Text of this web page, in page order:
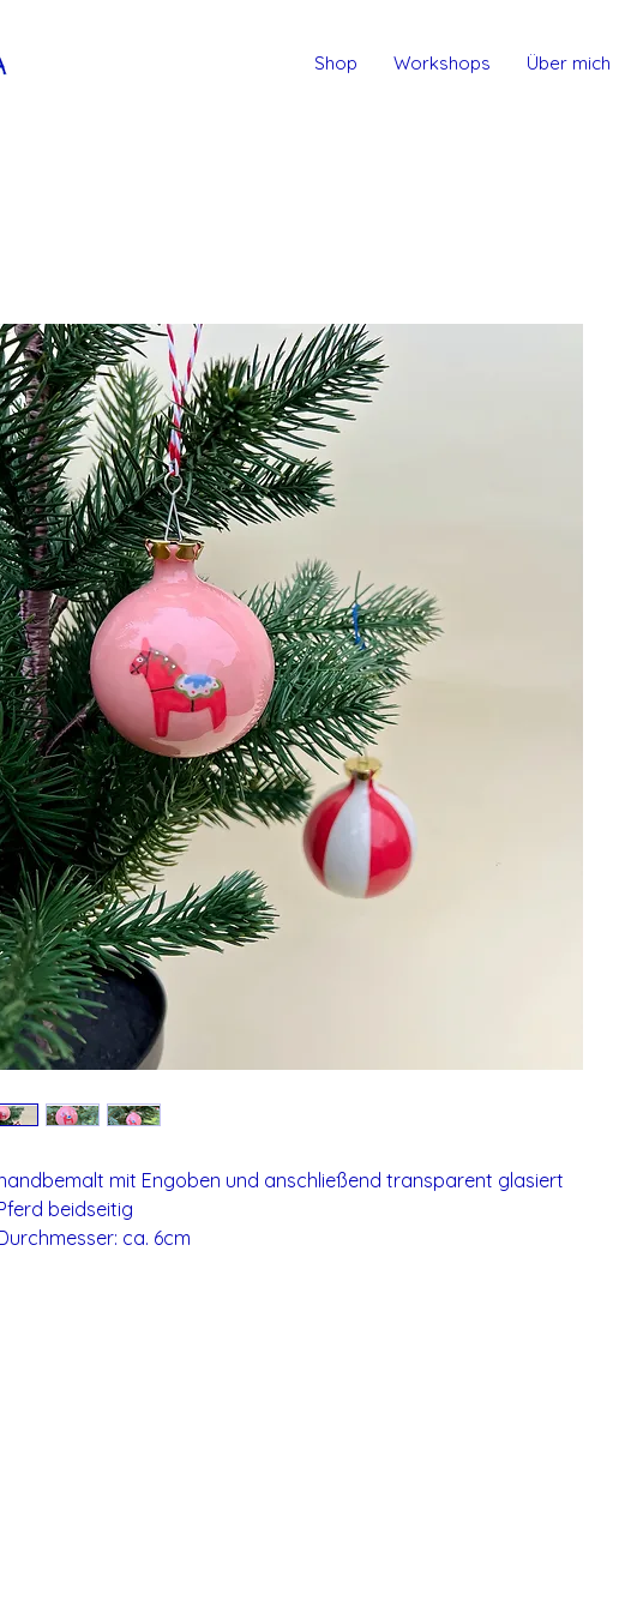
Shop Workshops Über mich
mit Engoben und anschließend transparent glasiert
beidseitig
ca. 6cm